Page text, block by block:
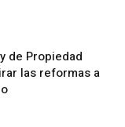
de Propiedad
las reformas a